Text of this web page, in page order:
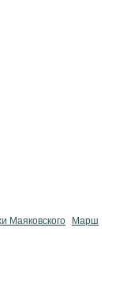
Маяковского
Марш